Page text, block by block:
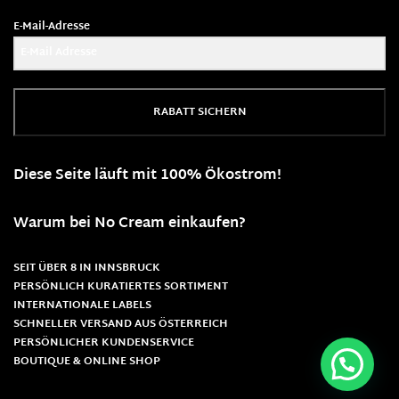
E-Mail-Adresse
RABATT SICHERN
Diese Seite läuft mit 100% Ökostrom!
Warum bei No Cream einkaufen?
SEIT ÜBER 8 IN INNSBRUCK
PERSÖNLICH KURATIERTES SORTIMENT
INTERNATIONALE LABELS
SCHNELLER VERSAND AUS ÖSTERREICH
PERSÖNLICHER KUNDENSERVICE
BOUTIQUE & ONLINE SHOP